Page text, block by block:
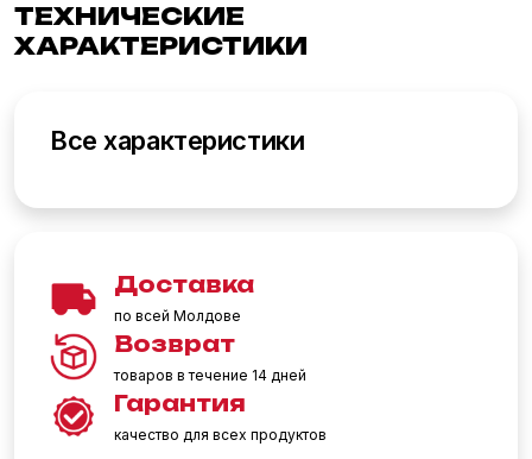
ТЕХНИЧЕСКИЕ
ХАРАКТЕРИСТИКИ
Все характеристики
Доставка
по всей Молдове
Возврат
товаров в течение 14 дней
Гарантия
качество для всех продуктов